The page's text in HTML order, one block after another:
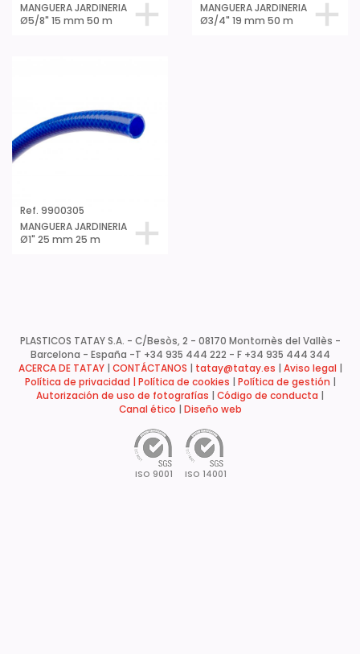
MANGUERA JARDINERIA
Ø5/8" 15 mm 50 m
MANGUERA JARDINERIA
Ø3/4" 19 mm 50 m
Ref. 9900305
MANGUERA JARDINERIA
Ø1" 25 mm 25 m
PLASTICOS TATAY S.A. - C/Besòs, 2 - 08170 Montornès del Vallès -
Barcelona - España -T +34 935 444 222 - F +34 935 444 344
ACERCA DE TATAY| CONTÁCTANOS tatay@tatay.es Aviso legal
Política de privacidad | Política de cookies Política de gestión
Autorización de uso de fotografías
Código de conducta
Canal ético
Diseño web
ISO 9001 ISO 14001